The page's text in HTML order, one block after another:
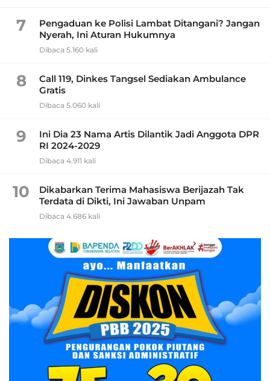
7
Pengaduan ke Polisi Lambat Ditangani? Jangan
Nyerah, Ini Aturan Hukumnya
Dibaca 5.160 kali
8
Call 119, Dinkes Tangsel Sediakan Ambulance
Gratis
Dibaca 5.060 kali
9
Ini Dia 23 Nama Artis Dilantik Jadi Anggota DPR
RI 2024-2029
Dibaca 4.911 kali
10
Dikabarkan Terima Mahasiswa Berijazah Tak
Terdata di Dikti, Ini Jawaban Unpam
Dibaca 4.686 kali